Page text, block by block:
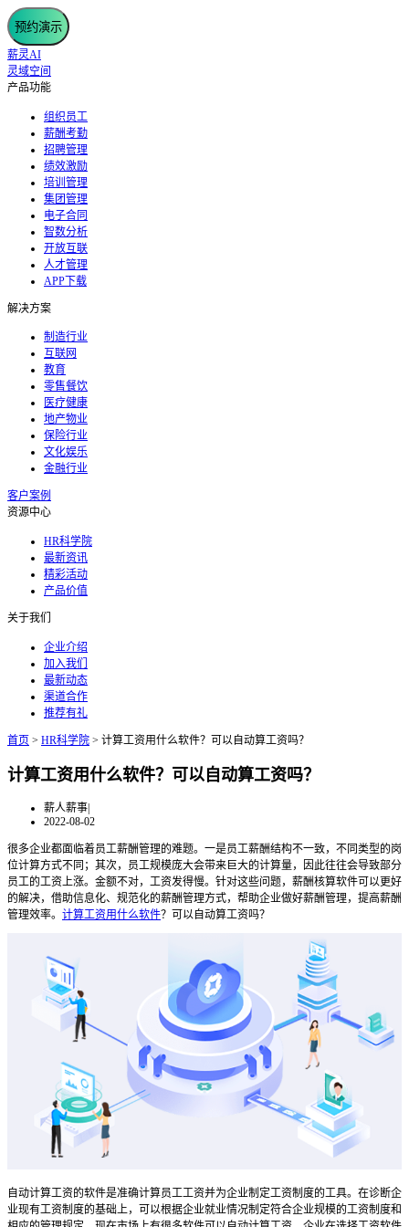
预约演示
薪灵AI
灵域空间
产品功能
组织员工
薪酬考勤
招聘管理
绩效激励
培训管理
集团管理
电子合同
智数分析
开放互联
人才管理
APP下载
解决方案
制造行业
互联网
教育
零售餐饮
医疗健康
地产物业
保险行业
文化娱乐
金融行业
客户案例
资源中心
HR科学院
最新资讯
精彩活动
产品价值
关于我们
企业介绍
加入我们
最新动态
渠道合作
推荐有礼
首页 > HR科学院 > 计算工资用什么软件？可以自动算工资吗？
计算工资用什么软件？可以自动算工资吗？
薪人薪事|
2022-08-02
很多企业都面临着员工薪酬管理的难题。一是员工薪酬结构不一致，不同类型的岗
位计算方式不同；其次，员工规模庞大会带来巨大的计算量，因此往往会导致部分
员工的工资上涨。金额不对，工资发得慢。针对这些问题，薪酬核算软件可以更好
的解决，借助信息化、规范化的薪酬管理方式，帮助企业做好薪酬管理，提高薪酬
管理效率。 计算工资用什么软件？可以自动算工资吗？
自动计算工资的软件是准确计算员工工资并为企业制定工资制度的工具。在诊断企
业现有工资制度的基础上，可以根据企业就业情况制定符合企业规模的工资制度和